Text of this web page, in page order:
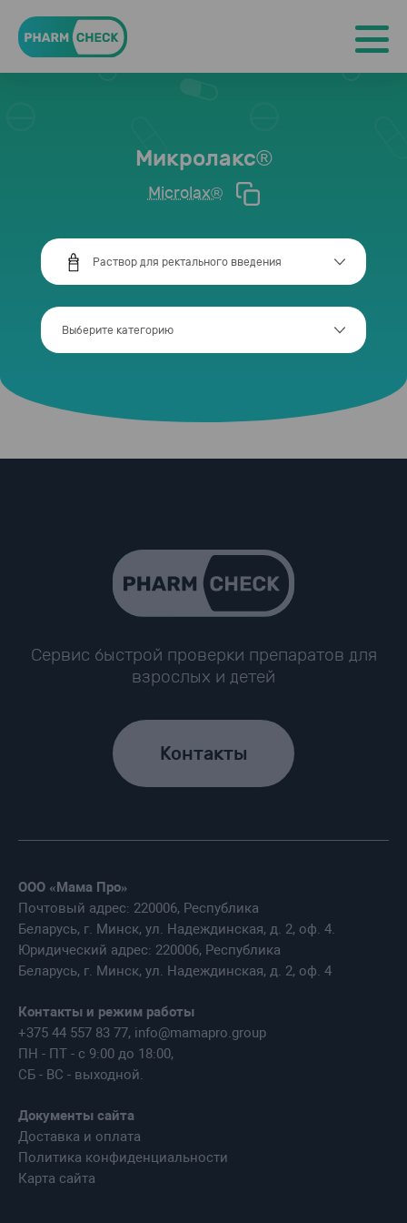
Микролакс®
Microlax®
Раствор для ректального введения
Выберите категорию
Сервис быстрой проверки препаратов для
взрослых и детей
Контакты
ООО «Мама Про»
Почтовый адрес: 220006, Республика
Беларусь, г. Минск, ул. Надеждинская, д. 2, оф. 4.
Юридический адрес: 220006, Республика
Беларусь, г. Минск, ул. Надеждинская, д. 2, оф. 4
Контакты и режим работы
+375 44 557 83 77, info@mamapro.group
ПН - ПТ - c 9:00 до 18:00,
СБ - ВС - выходной.
Документы сайта
Доставка и оплата
Политика конфиденциальности
Карта сайта